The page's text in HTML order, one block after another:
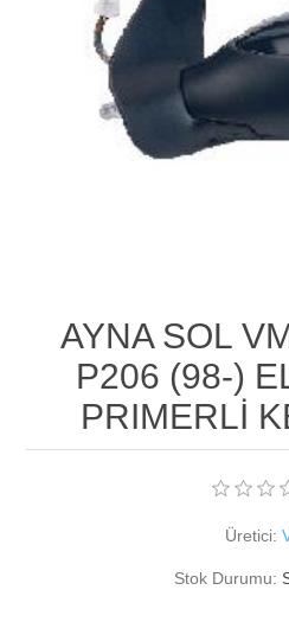
AYNA SOL
P206 (98-)
PRIMERLİ
Üretici:
Stok Durumu: